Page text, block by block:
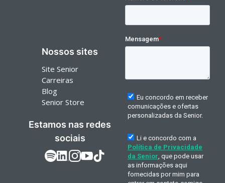
Nossos sites
Site Senior
Carreiras
Blog
Senior Store
Estamos nas redes
sociais